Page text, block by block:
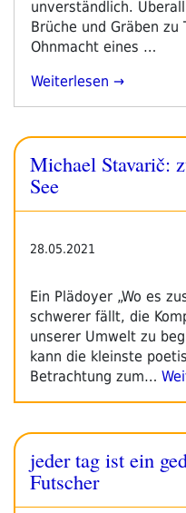
unverständlich.
Brüche und Gräben zu
Ohnmacht eines …
„Michael
Brechen
Bleibt
Die
Weiterlesen
Michael Stavarič:
See
28.05.2021
Ein Plädoyer „Wo es
schwerer fällt, die
unserer Umwelt zu
kann die kleinste
Betrachtung zum…
jeder tag ist ein
Futscher